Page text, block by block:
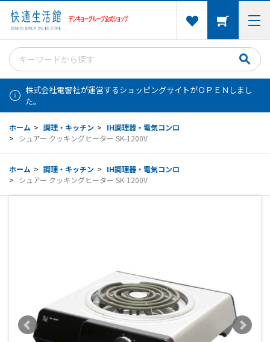
株式会社電響社が運営するショッピングサイトがＯＰＥＮしまし
た。
ホーム > 調理・キッチン > IH調理器・電気コンロ
> シュアー クッキングヒーター SK-1200V
ホーム > 調理・キッチン > IH調理器・電気コンロ
> シュアー クッキングヒーター SK-1200V